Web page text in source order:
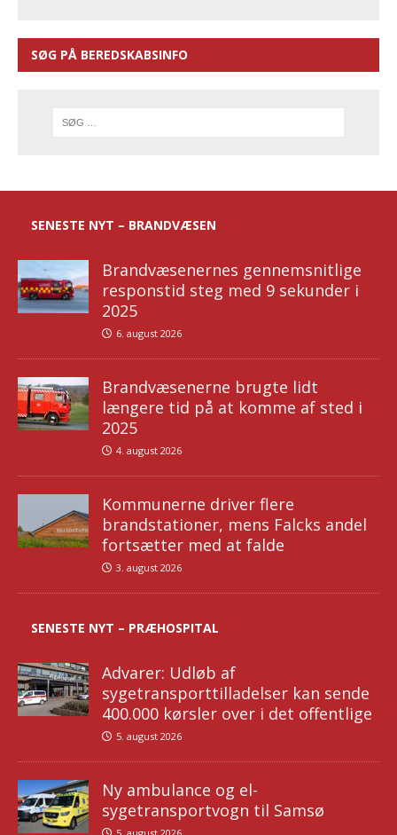
SØG PÅ BEREDSKABSINFO
SENESTE NYT – BRANDVÆSEN
Brandvæsenernes gennemsnitlige
responstid steg med 9 sekunder i
2025
6. august 2026
Brandvæsenerne brugte lidt
længere tid på at komme af sted i
2025
4. august 2026
Kommunerne driver flere
brandstationer, mens Falcks andel
fortsætter med at falde
3. august 2026
SENESTE NYT – PRÆHOSPITAL
Advarer: Udløb af
sygetransporttilladelser kan sende
400.000 kørsler over i det offentlige
5. august 2026
Ny ambulance og el-
sygetransportvogn til Samsø